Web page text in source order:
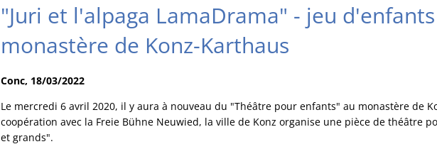
"Juri et l'alpaga LamaDrama" - jeu
monastère de Konz-Karthaus
Conc, 18/03/2022
Le mercredi 6 avril 2020, il y aura à nouveau du "Théâtre pour enfants" au monastère de
coopération avec la Freie Bühne Neuwied, la ville de Konz organise une pièce de théâtre
et grands".